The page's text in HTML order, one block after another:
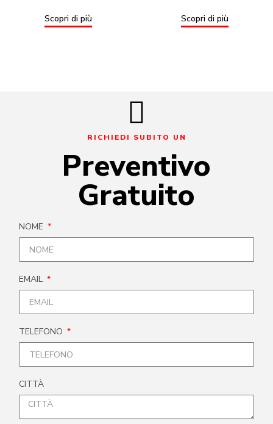
Scopri di più Scopri di più
RICHIEDI SUBITO UN
Preventivo
Gratuito
NOME
EMAIL
TELEFONO
CITTÀ